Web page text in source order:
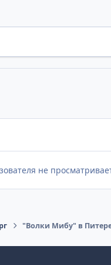
не
"Волки Мибу" в